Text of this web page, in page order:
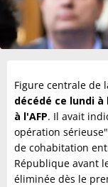
Figure centrale de
décédé ce lundi à
à l'AFP. Il avait
opération
de cohabitation
République avant
éliminée dès le